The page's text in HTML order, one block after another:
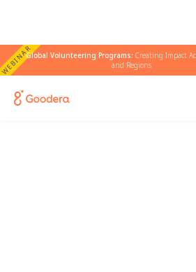
WEBINARGlobal Volunteering Programs: Creating Impact
and Regions